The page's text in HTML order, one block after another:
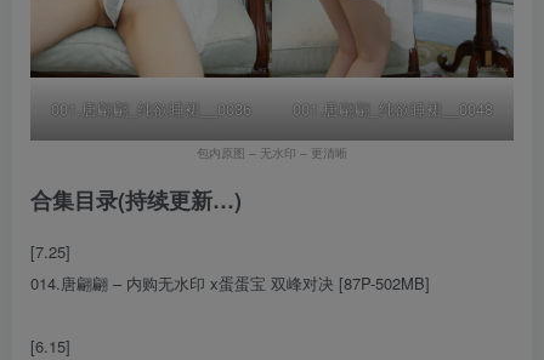
001.唐翩翩_纯欲睡裙__0036 001.唐翩翩_纯欲睡裙__0048
包内原图 – 无水印 – 更清晰
合集目录(持续更新…)
[7.25]
014.唐翩翩 – 内购无水印 x蛋蛋宝 双峰对决 [87P-502MB]
[6.15]